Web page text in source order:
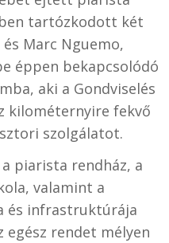
tartózkodott két
Marc Nguemo,
éppen bekapcsolódó
aki a Gondviselés
kilométernyire fekvő
szolgálatot.
piarista rendház, a
valamint a
és infrastruktúrája
egész rendet mélyen